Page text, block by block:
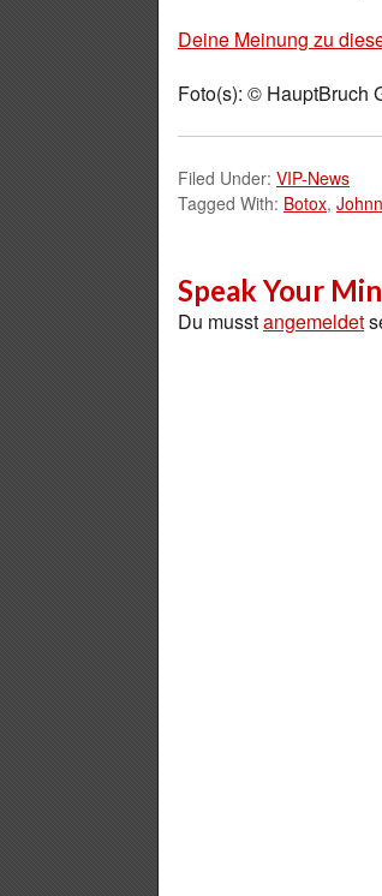
Deine Meinung zu
Foto(s): © HauptBruch
Filed Under: VIP-News
Tagged With: Botox,
Speak Your
Du musstangemeldet